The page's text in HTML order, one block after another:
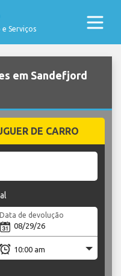
Serviços
em Sandefjord
DE CARRO
Data de devolução